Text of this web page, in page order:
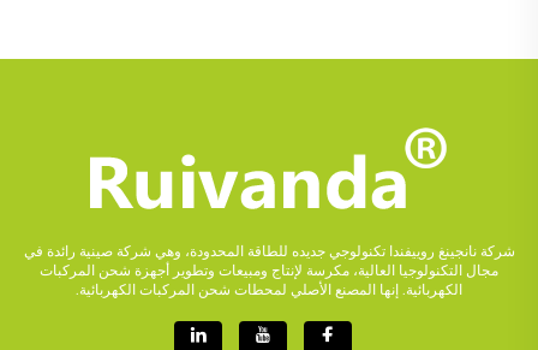
شركة نانجينغ روييفندا تكنولوجي جديده للطاقة المحدودة، وهي شركة صينية رائدة في
مجال التكنولوجيا العالية، مكرسة لإنتاج ومبيعات وتطوير أجهزة شحن المركبات
الكهربائية. إنها المصنع الأصلي لمحطات شحن المركبات الكهربائية.